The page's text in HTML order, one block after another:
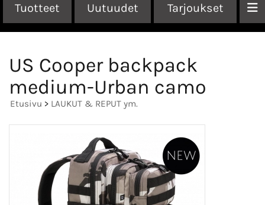
Tuotteet Uutuudet Tarjoukset
US Cooper backpack
medium-Urban camo
Etusivu > LAUKUT & REPUT ym.